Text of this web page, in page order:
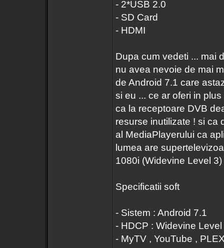
- 2*USB 2.0
- SD Card
- HDMI
Dupa cum vedeti ... mai
nu avea nevoie de mai
de Android 7.1 care
si eu ... ce ar oferi in
ca la receptoare DVB
resurse inutilizate ! si ca
al MediaPlayerului ca
lumea are
1080i (Widevine Level
Specificatii soft
- Sistem : Android 7.1
- HDCP : Widevine
- MyTV , YouTube ,